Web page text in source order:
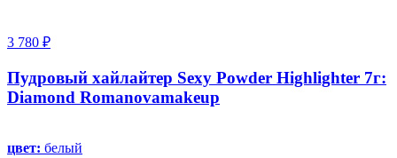
3 780 ₽
Пудровый хайлайтер Sexy Powder Highlighter 7г:
Diamond Romanovamakeup
цвет: белый